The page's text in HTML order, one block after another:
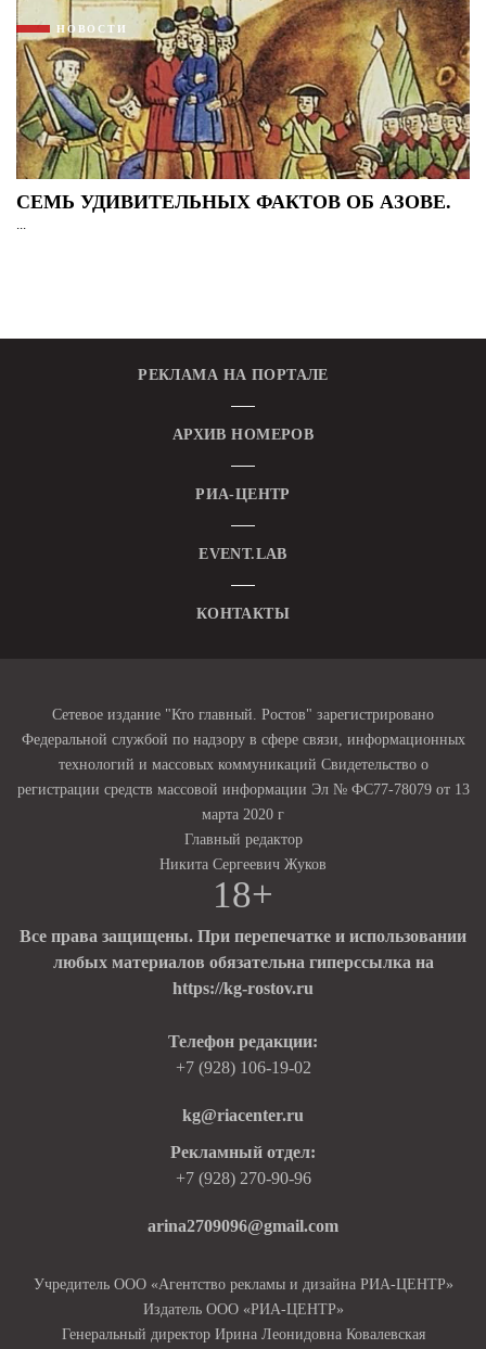
НОВОСТИ
СЕМЬ УДИВИТЕЛЬНЫХ ФАКТОВ ОБ АЗОВЕ.
...
РЕКЛАМА НА ПОРТАЛЕ
АРХИВ НОМЕРОВ
РИА-ЦЕНТР
EVENT.LAB
КОНТАКТЫ
Сетевое издание "Кто главный. Ростов" зарегистрировано
Федеральной службой по надзору в сфере связи, информационных
технологий и массовых коммуникаций Свидетельство о
регистрации средств массовой информации Эл № ФС77-78079 от 13
марта 2020 г
Главный редактор
Никита Сергеевич Жуков
18+
Все права защищены. При перепечатке и использовании
любых материалов обязательна гиперссылка на
https://kg-rostov.ru
Телефон редакции:
+7 (928) 106-19-02
kg@riacenter.ru
Рекламный отдел:
+7 (928) 270-90-96
arina2709096@gmail.com
Учредитель ООО «Агентство рекламы и дизайна РИА-ЦЕНТР»
Издатель ООО «РИА-ЦЕНТР»
Генеральный директор Ирина Леонидовна Ковалевская